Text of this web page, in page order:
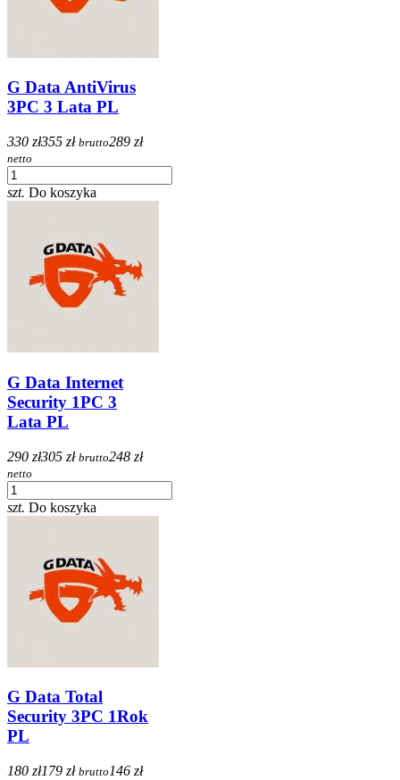
G Data AntiVirus
3PC 3 Lata PL
330 zł355 zł brutto289 zł
netto
szt. Do koszyka
G Data Internet
Security 1PC 3
Lata PL
290 zł305 zł brutto248 zł
netto
szt. Do koszyka
G Data Total
Security 3PC 1Rok
PL
180 zł179 zł brutto 146 zł